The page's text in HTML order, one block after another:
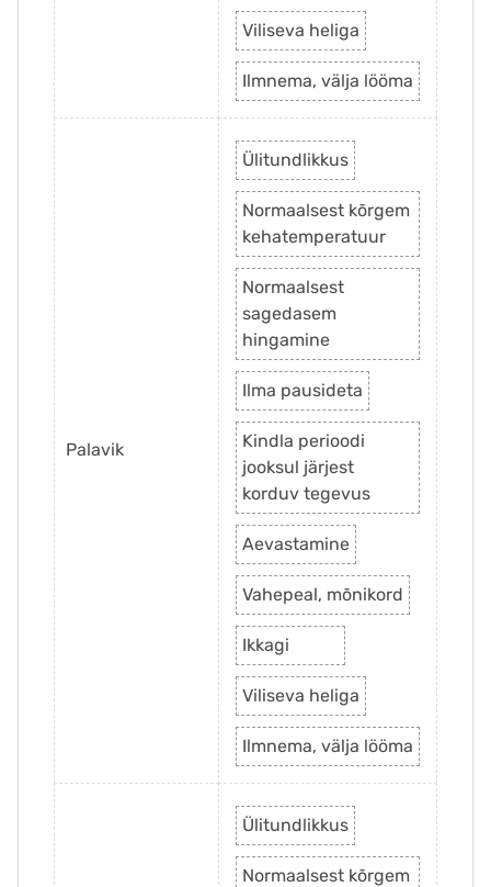
Viliseva heliga
Ilmnema, välja lööma
Palavik
Ülitundlikkus
Normaalsest kõrgem
kehatemperatuur
Normaalsest
sagedasem
hingamine
Ilma pausideta
Kindla perioodi
jooksul järjest
korduv tegevus
Aevastamine
Vahepeal, mõnikord
Ikkagi
Viliseva heliga
Ilmnema, välja lööma
Ülitundlikkus
Normaalsest kõrgem